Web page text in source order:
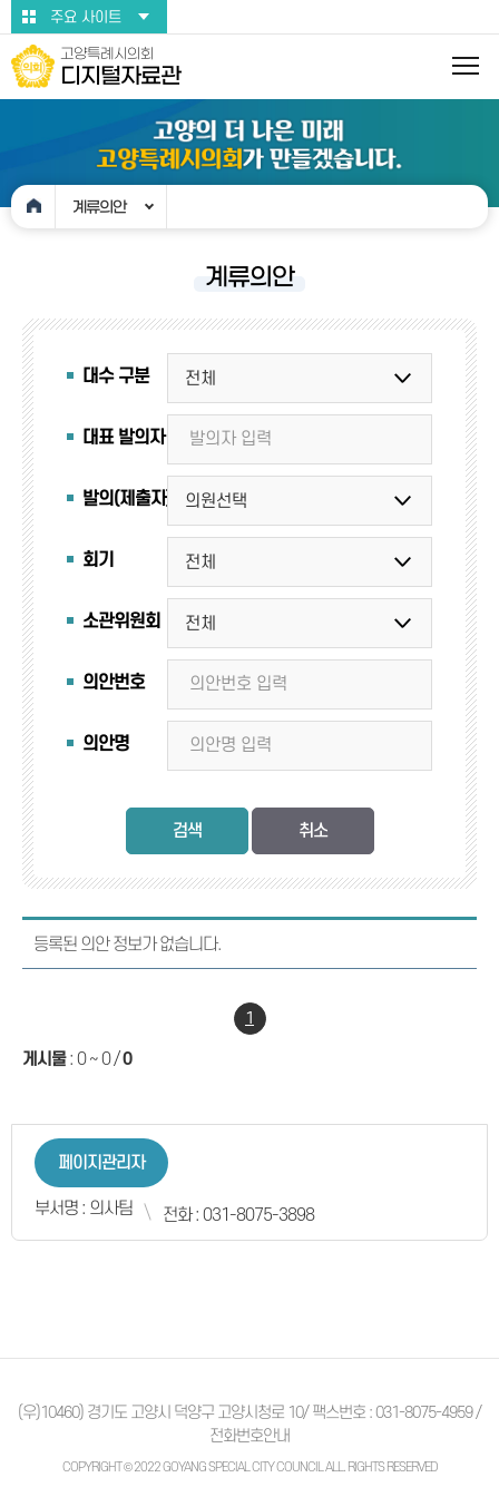
본문바로가기주요 사이트
고양특례시의회
디지털자료관
계류의안
계류의안
대수 구분
대표 발의자
발의(제출자)
회기
소관위원회
의안번호
의안명
검색
등록된 의안 정보가 없습니다.
1
게시물: 0 ~ 0/0
페이지관리자
부서명 : 의사팀 전화 : 031-8075-3898
(우)10460) 경기도 고양시 덕양구 고양시청로 10/ 팩스번호 : 031-8075-4959 /
전화번호안내
COPYRIGHT © 2022 GOYANG SPECIAL CITY COUNCIL ALL. RIGHTS RESERVED